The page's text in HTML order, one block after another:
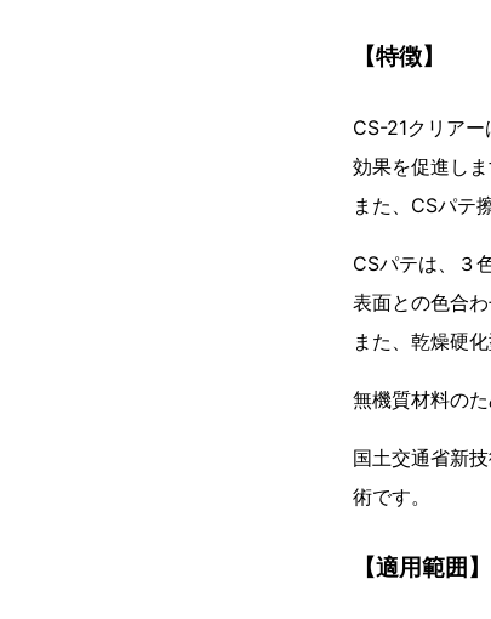
【特徴】
CS-21クリア
効果を促進しま
また、CSパテ
CSパテは、３
表面との色合わ
また、乾燥硬
無機質材料の
国土交通省新
術です。
【適用範囲】